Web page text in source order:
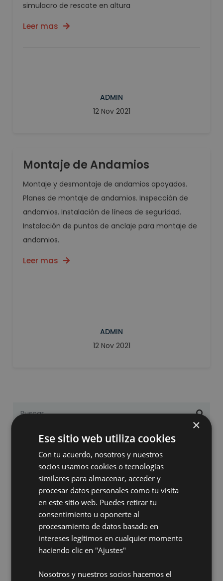
simulacro de rescate en altura
Leer mas
ADMIN
12 Nov 2021
Montaje de Andamios
Montaje y desmontaje de andamios apoyados.
Planes de montaje de andamios. Inspección de
andamios. Instalación de líneas de seguridad.
Instalación de puntos de anclaje para montaje de
andamios.
Leer mas
ADMIN
12 Nov 2021
Categorías
Entrevistas(18)
Información Técnica(5)
Noticias(79)
Ultimas noticias
Permeación química: una variable clave en la
06 Jul, 2026
×
Ese sitio web utiliza cookies
Con tu acuerdo, nosotros y nuestros
socios usamos cookies o tecnologías
similares para almacenar, acceder y
procesar datos personales como tu visita
en este sitio web. Puedes retirar tu
consentimiento u oponerte al
procesamiento de datos basado en
intereses legítimos en cualquier momento
haciendo clic en "Ajustes"
Nosotros y nuestros socios hacemos el